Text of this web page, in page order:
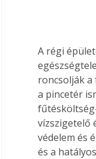
A régi
roncsolják a
a pincetér
vízszigetelő
védelem és
és a